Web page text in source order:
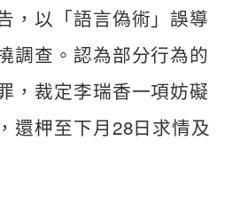
，以「語言偽術」誤導
調查。認為部分行為的
，裁定李瑞香一項妨礙
還柙至下月28日求情及